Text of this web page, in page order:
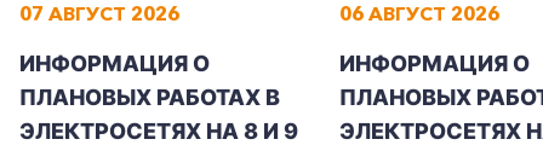
07 АВГУСТ 2026
ИНФОРМАЦИЯ О
ПЛАНОВЫХ РАБОТАХ В
ЭЛЕКТРОСЕТЯХ НА 8 И 9
06 АВГУСТ 2026
ИНФОРМАЦИЯ О
ПЛАНОВЫХ
ЭЛЕКТРОСЕТЯХ